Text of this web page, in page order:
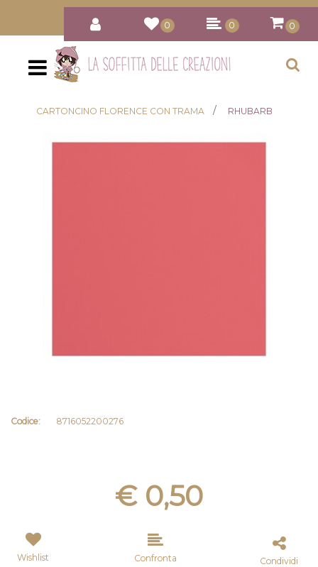
0 0 0
Open
CARTONCINO FLORENCE CON TRAMA RHUBARB
Codice: 8716052200276
€ 0,50
Wishlist Confronta Condividi